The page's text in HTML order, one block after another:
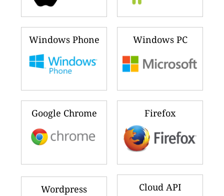
Windows Phone Windows PC
Google Chrome Firefox
Wordpress Cloud API